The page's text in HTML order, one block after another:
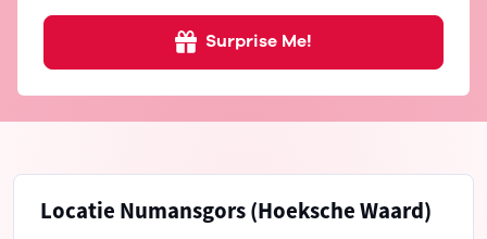
Surprise Me!
Locatie Numansgors (Hoeksche Waard)